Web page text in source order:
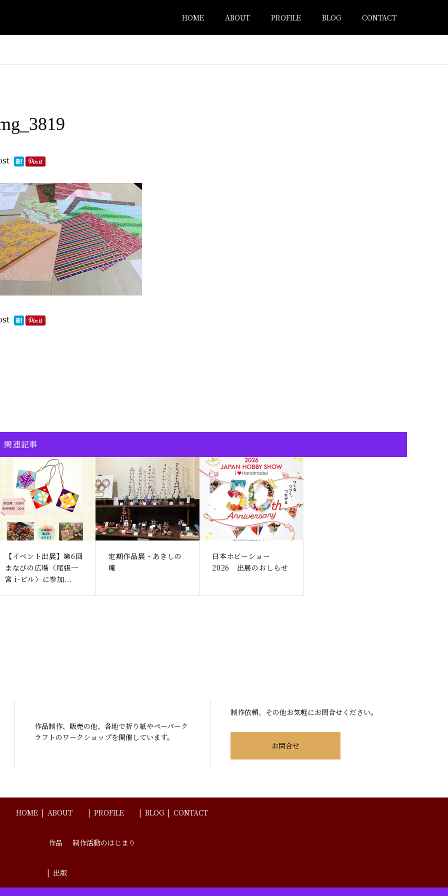
HOME ABOUT PROFILE BLOG CONTACT
関連記事
【イベント出展】第6回
まなびの広場（尾張一
宮 i-ビル）に参加...
定期作品展・あきしの
庵
日本ホビーショー
2026 出展のおしらせ
作品制作、販売の他、各地で折り紙やペーパーク
ラフトのワークショップを開催しています。
制作依頼、その他お気軽にお問合せください。
お問合せ
HOME ABOUT
作品
出版
PROFILE
制作活動のはじまり
BLOG CONTACT